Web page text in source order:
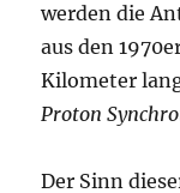
werden die
aus den
Kilometer
Proton
Der Sinn